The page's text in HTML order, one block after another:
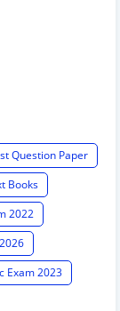
Question Paper
Books
2022
Exam 2023